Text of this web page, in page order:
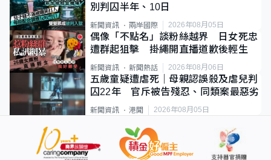
別判囚半年、10日
新聞資訊 兩岸國際 2026年08月05日
偶像「不點名」談粉絲越界 日女死忠
遭群起狙擊 掛繩開直播道歉後輕生
新聞資訊 新聞熱話 2026年08月06日
五歲童疑遭虐死｜母親認誤殺及虐兒判
囚22年 官斥被告殘忍、同類案最惡劣
新聞資訊 港聞 2026年08月05日